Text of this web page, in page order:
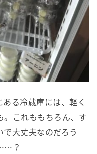
る冷蔵庫には、軽く
。これももちろん、す
大丈夫なのだろう
？